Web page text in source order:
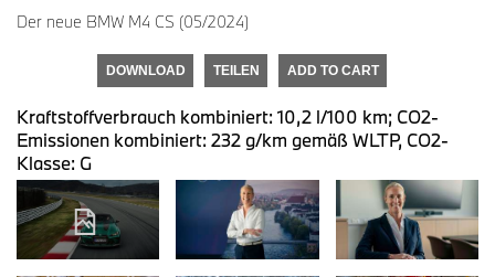
Der neue BMW M4 CS (05/2024)
DOWNLOAD TEILEN ADD TO CART
Kraftstoffverbrauch kombiniert: 10,2 l/100 km; CO2-
Emissionen kombiniert: 232 g/km gemäß WLTP, CO2-
Klasse: G